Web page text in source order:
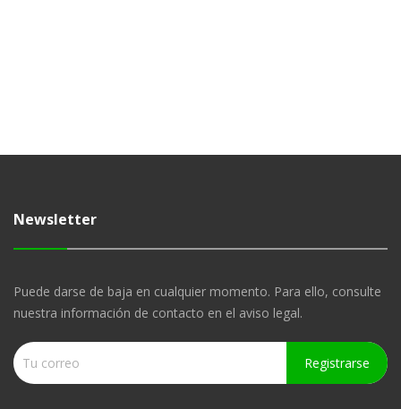
Newsletter
Puede darse de baja en cualquier momento. Para ello, consulte
nuestra información de contacto en el aviso legal.